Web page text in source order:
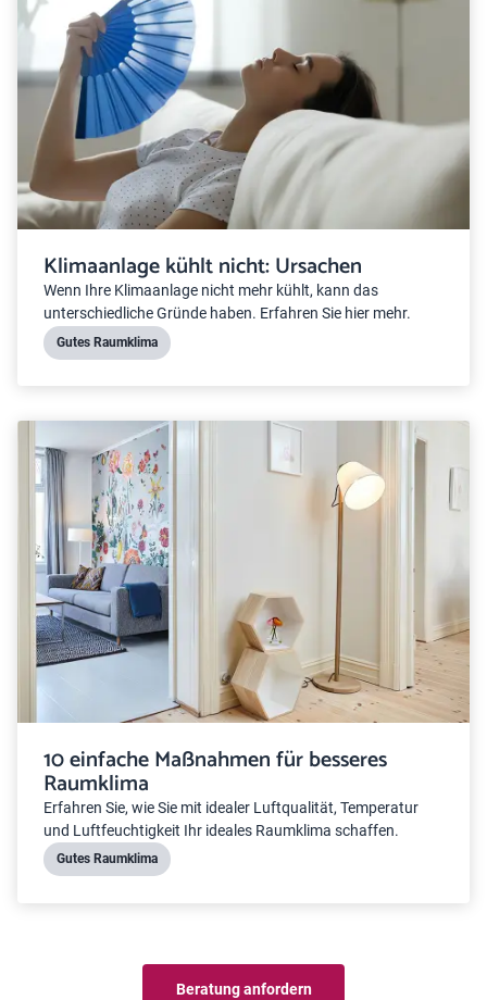
Klimaanlage kühlt nicht: Ursachen
Wenn Ihre Klimaanlage nicht mehr kühlt, kann das
unterschiedliche Gründe haben. Erfahren Sie hier mehr.
Gutes Raumklima
10 einfache Maßnahmen für besseres
Raumklima
Erfahren Sie, wie Sie mit idealer Luftqualität, Temperatur
und Luftfeuchtigkeit Ihr ideales Raumklima schaffen.
Gutes Raumklima
Beratung anfordern